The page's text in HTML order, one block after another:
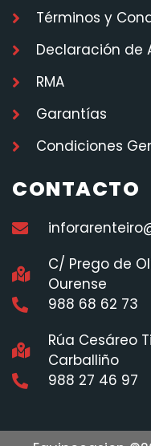
Términos y
Declaración de
RMA
Garantías
Condiciones
CONTACTO
C/ Prego de
Ourense
988 68 62 73
Rúa Cesáreo
Carballiño
988 27 46 97